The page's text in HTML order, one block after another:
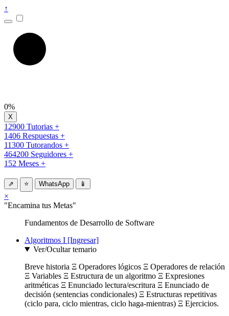
↑
0%
12900 Tutorias +
1406 Respuestas +
11300 Tutorandos +
464200 Seguidores +
152 Meses +
⇗ ⭐ WhatsApp 📱
×
"Encamina tus Metas"
Fundamentos de Desarrollo de Software
Algoritmos I [Ingresar]
Ver/Ocultar temario
Breve historia Ξ Operadores lógicos Ξ Operadores de relación
Ξ Variables Ξ Estructura de un algoritmo Ξ Expresiones
aritméticas Ξ Enunciado lectura/escritura Ξ Enunciado de
decisión (sentencias condicionales) Ξ Estructuras repetitivas
(ciclo para, ciclo mientras, ciclo haga-mientras) Ξ Ejercicios.